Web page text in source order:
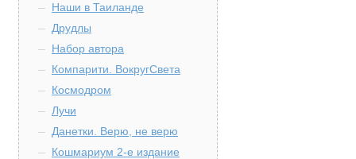
Наши в Таиланде
Друдлы
Набор автора
Компарити. ВокругСвета
Космодром
Лучи
Данетки. Верю, не верю
Кошмариум 2-е издание